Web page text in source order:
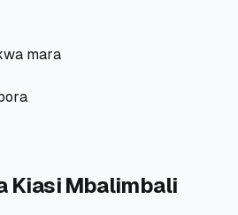
mara
Kiasi Mbalimbali